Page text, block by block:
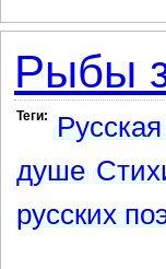
Рыбы
Теги:
душе
русских